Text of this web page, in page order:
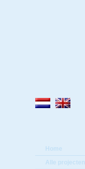
Home
Alle projecten